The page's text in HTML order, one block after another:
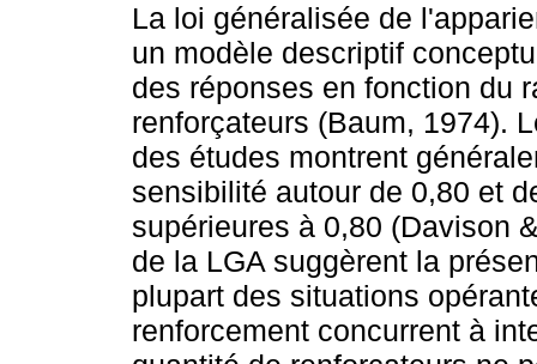
La loi généralisée de
un modèle descriptif
des réponses en fonction du
renforçateurs (Baum, 1974).
des études montrent
sensibilité autour de 0,80 et
supérieures à 0,80 (Davison
de la LGA suggèrent la
plupart des situations
renforcement concurrent à